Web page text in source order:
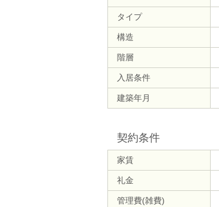
タイプ
構造
階層
入居条件
建築年月
契約条件
家賃
礼金
管理費(雑費)